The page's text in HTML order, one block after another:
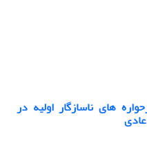
های ناسازگار اولیه در